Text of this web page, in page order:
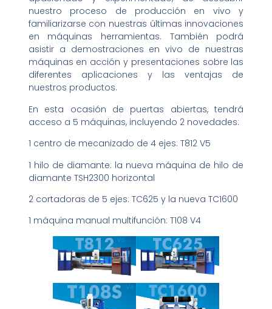
nuestro proceso de producción en vivo y
familiarizarse con nuestras últimas innovaciones
en máquinas herramientas. También podrá
asistir a demostraciones en vivo de nuestras
máquinas en acción y presentaciones sobre las
diferentes aplicaciones y las ventajas de
nuestros productos.
En esta ocasión de puertas abiertas, tendrá
acceso a 5 máquinas, incluyendo 2 novedades:
1 centro de mecanizado de 4 ejes: T812 V5
1 hilo de diamante: la nueva máquina de hilo de
diamante TSH2300 horizontal
2 cortadoras de 5 ejes: TC625 y la nueva TC1600
1 máquina manual multifunción: T108 V4